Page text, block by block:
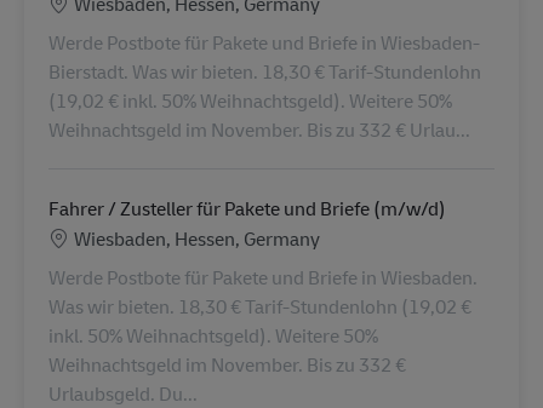
Werde Postbote für Pakete und Briefe in Wiesbaden-
Bierstadt. Was wir bieten. 18,30 € Tarif-Stundenlohn
(19,02 € inkl. 50% Weihnachtsgeld). Weitere 50%
Weihnachtsgeld im November. Bis zu 332 € Urlau...
Fahrer / Zusteller für Pakete und Briefe (m/w/d)
Location
Wiesbaden, Hessen, Germany
Werde Postbote für Pakete und Briefe in Wiesbaden.
Was wir bieten. 18,30 € Tarif-Stundenlohn (19,02 €
inkl. 50% Weihnachtsgeld). Weitere 50%
Weihnachtsgeld im November. Bis zu 332 €
Urlaubsgeld. Du...